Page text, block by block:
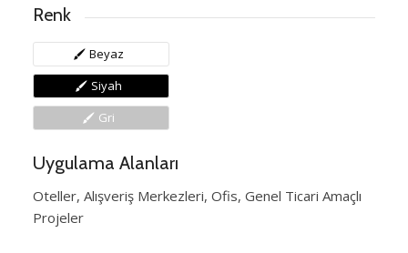
Renk
Beyaz
Siyah
Gri
Uygulama Alanları
Oteller, Alışveriş Merkezleri, Ofis, Genel Ticari Amaçlı
Projeler